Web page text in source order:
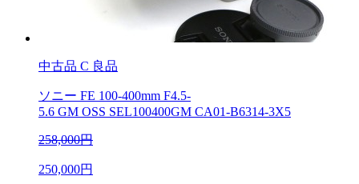
中古品 C 良品
ソニー FE 100-400mm F4.5-
5.6 GM OSS SEL100400GM CA01-B6314-3X5
258,000円
250,000円